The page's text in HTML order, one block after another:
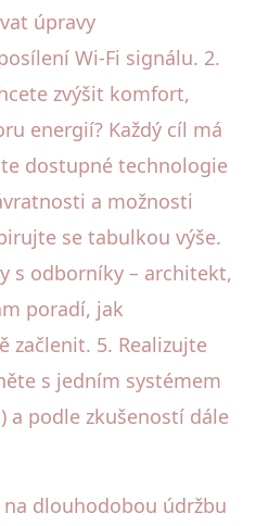
úpravy
Wi-Fi signálu. 2.
zvýšit komfort,
energií? Každý cíl má
dostupné technologie
a možnosti
se tabulkou výše.
s odborníky – architekt,
poradí, jak
začlenit. 5. Realizujte
s jedním systémem
a podle zkušeností dále
dlouhodobou údržbu